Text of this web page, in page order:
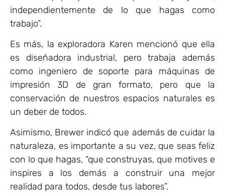
independientemente de lo que hagas como
trabajo”.
Es más, la exploradora Karen mencionó que ella
es diseñadora industrial, pero trabaja además
como ingeniero de soporte para máquinas de
impresión 3D de gran formato, pero que la
conservación de nuestros espacios naturales es
un deber de todos.
Asimismo, Brewer indicó que además de cuidar la
naturaleza, es importante a su vez, que seas feliz
con lo que hagas, “que construyas, que motives e
inspires a los demás a construir una mejor
realidad para todos, desde tus labores”.